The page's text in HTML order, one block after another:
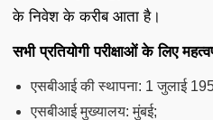
के निवेश के करीब आता है।
सभी प्रतियोगी परीक्षाओं के लिए
एसबीआई की स्थापना: 1 जुलाई
एसबीआई मुख्यालय: मुंबई;